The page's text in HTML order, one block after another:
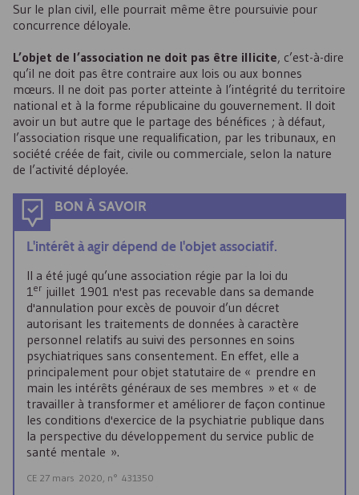
Sur le plan civil, elle pourrait même être poursuivie pour
concurrence déloyale.
L’objet de l’association ne doit pas être illicite, c’est-à-dire
qu’il ne doit pas être contraire aux lois ou aux bonnes
mœurs. Il ne doit pas porter atteinte à l’intégrité du territoire
national et à la forme républicaine du gouvernement. Il doit
avoir un but autre que le partage des bénéfices ; à défaut,
l’association risque une requalification, par les tribunaux, en
société créée de fait, civile ou commerciale, selon la nature
de l’activité déployée.
BON À SAVOIR
L'intérêt à agir dépend de l'objet associatif.
Il a été jugé qu’une association régie par la loi du
1er juillet 1901 n'est pas recevable dans sa demande
d'annulation pour excès de pouvoir d’un décret
autorisant les traitements de données à caractère
personnel relatifs au suivi des personnes en soins
psychiatriques sans consentement. En effet, elle a
principalement pour objet statutaire de « prendre en
main les intérêts généraux de ses membres » et « de
travailler à transformer et améliorer de façon continue
les conditions d'exercice de la psychiatrie publique dans
la perspective du développement du service public de
santé mentale ».
CE 27 mars 2020, n° 431350